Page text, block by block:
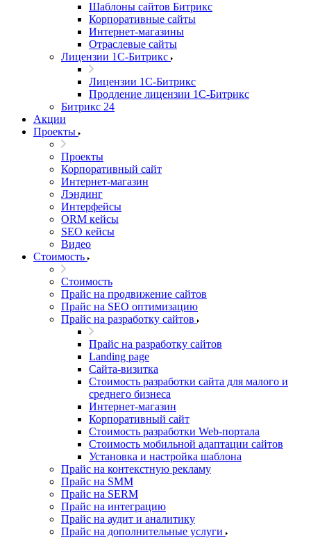
Шаблоны сайтов Битрикс
Корпоративные сайты
Интернет-магазины
Отраслевые сайты
Лицензии 1С-Битрикс
Лицензии 1С-Битрикс
Продление лицензии 1С-Битрикс
Битрикс 24
Акции
Проекты
Проекты
Корпоративный сайт
Интернет-магазин
Лэндинг
Интерфейсы
ORM кейсы
SEO кейсы
Видео
Стоимость
Стоимость
Прайс на продвижение сайтов
Прайс на SEO оптимизацию
Прайс на разработку сайтов
Прайс на разработку сайтов
Landing page
Cайта-визитка
Стоимость разработки сайта для малого и
среднего бизнеса
Интернет-магазин
Корпоративный сайт
Стоимость разработки Web-портала
Стоимость мобильной адаптации сайтов
Установка и настройка шаблона
Прайс на контекстную рекламу
Прайс на SMM
Прайс на SERM
Прайс на интеграцию
Прайс на аудит и аналитику
Прайс на дополнительные услуги